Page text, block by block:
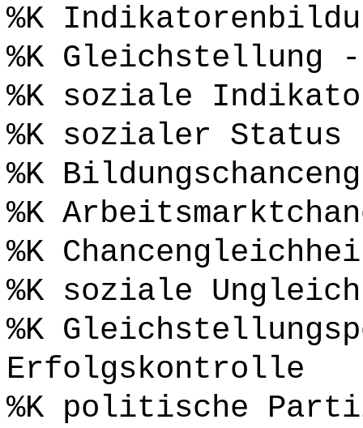
%K
%K Gleichstellung
%K soziale
%K sozialer Status
%K
%K
%K
%K soziale
%K
Erfolgskontrolle
%K politische